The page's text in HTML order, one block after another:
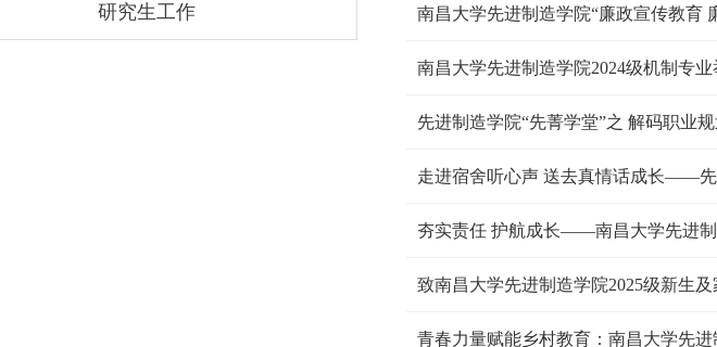
研究生工作 南昌大学先进制造学院“廉政宣传教育
南昌大学先进制造学院2024级机制专
先进制造学院“先菁学堂”之 解码职业
走进宿舍听心声 送去真情话成长——
夯实责任 护航成长——南昌大学先进
致南昌大学先进制造学院2025级新生
青春力量赋能乡村教育：南昌大学先